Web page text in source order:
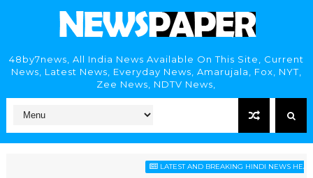
48by7news, All India News Available On This Site, Current
News, Latest News, Everyday News, Amarujala, Fox, NYT,
Zee News, NDTV News,
LATEST AND BREAKING HINDI NEWS HEADLINES